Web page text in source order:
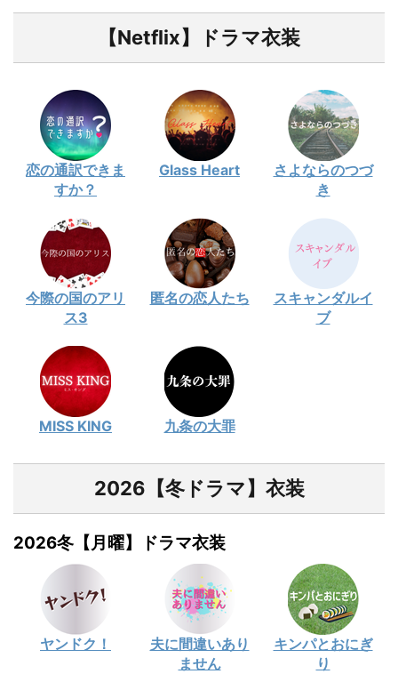
【Netflix】ドラマ衣装
恋の通訳できま
すか？
Glass Heart
さよならのつづ
き
今際の国のアリ
ス3
匿名の恋人たち
スキャンダルイ
ブ
MISS KING 九条の大罪
2026【冬ドラマ】衣装
2026冬【月曜】ドラマ衣装
ヤンドク！
夫に間違いあり
ません
キンパとおにぎ
り